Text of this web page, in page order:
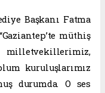
Başkanı Fatma
müthiş
kuruluşlarımız
durumda. O ses